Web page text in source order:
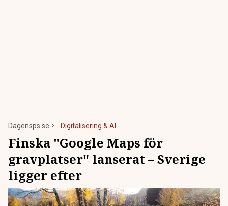
Dagensps.se Digitalisering & AI
Finska "Google Maps för
gravplatser" lanserat – Sverige
ligger efter